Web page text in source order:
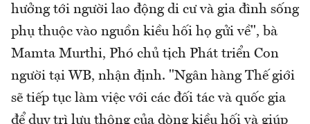
hưởng tới người lao động di cư và gia đình sống
phụ thuộc vào nguồn kiều hối họ gửi về", bà
Mamta Murthi, Phó chủ tịch Phát triển Con
người tại WB, nhận định. "Ngân hàng Thế giới
sẽ tiếp tục làm việc với các đối tác và quốc gia
để duy trì lưu thông của dòng kiều hối và giúp